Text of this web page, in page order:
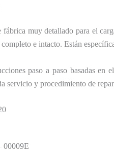
fábrica muy detallado para el
e intacto. Están
paso a paso basadas
servicio y procedimiento de
00009E